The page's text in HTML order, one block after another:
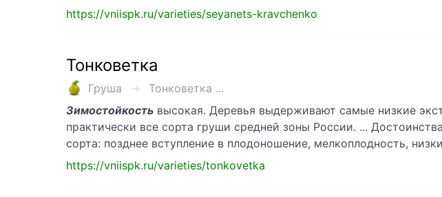
https://vniispk.ru/varieties/seyanets-kravchenko
Тонковетка
Груша
Тонковетка ...
Зимостойкость высокая. Деревья выдерживают самые низкие
практически все сорта груши средней зоны России. ...
сорта: позднее вступление в плодоношение, мелкоплодность,
https://vniispk.ru/varieties/tonkovetka